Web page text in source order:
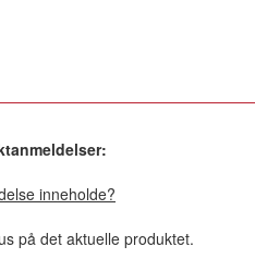
inneholde?
på det aktuelle produktet.